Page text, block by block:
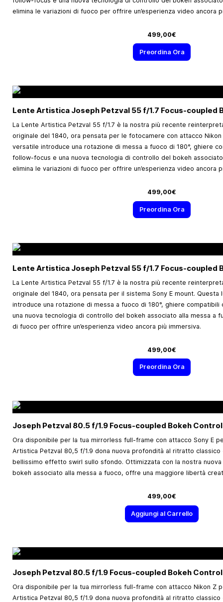
elimina le variazioni di fuoco per offrire un’esperienza video ancora
499,00€
Preordina Ora
Lente Artistica Joseph Petzval 55 f/1.7 Focus-coupled
La Lente Artistica Petzval 55 f/1.7 è la nostra più recente
originale del 1840, ora pensata per le fotocamere con attacco
versatile introduce una rotazione di messa a fuoco di 180°, ghiere
follow-focus e una nuova tecnologia di controllo del bokeh
elimina le variazioni di fuoco per offrire un’esperienza video ancora
499,00€
Preordina Ora
Lente Artistica Joseph Petzval 55 f/1.7 Focus-coupled
La Lente Artistica Petzval 55 f/1.7 è la nostra più recente
originale del 1840, ora pensata per il sistema Sony E mount. Questa
introduce una rotazione di messa a fuoco di 180°, ghiere
una nuova tecnologia di controllo del bokeh associato alla messa a
di fuoco per offrire un’esperienza video ancora più immersiva.
499,00€
Preordina Ora
Joseph Petzval 80.5 f/1.9 Focus-coupled Bokeh Control
Ora disponibile per la tua mirrorless full-frame con attacco Sony E
Artistica Petzval 80,5 f/1.9 dona nuova profondità al ritratto
bellissimo effetto swirl sullo sfondo. Ottimizzata con la nostra
bokeh associato alla messa a fuoco, offre una maggiore libertà
499,00€
Aggiungi al Carrello
Joseph Petzval 80.5 f/1.9 Focus-coupled Bokeh
Ora disponibile per la tua mirrorless full-frame con attacco Nikon Z
Artistica Petzval 80,5 f/1.9 dona nuova profondità al ritratto